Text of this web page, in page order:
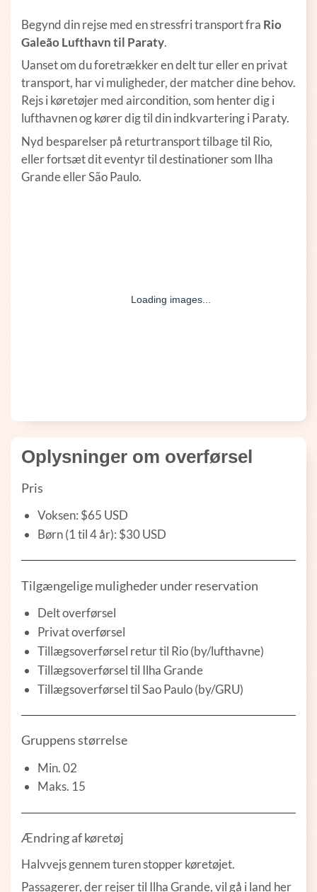
Begynd din rejse med en stressfri transport fra Rio
Galeão Lufthavn til Paraty.
Uanset om du foretrækker en delt tur eller en privat
transport, har vi muligheder, der matcher dine behov.
Rejs i køretøjer med aircondition, som henter dig i
lufthavnen og kører dig til din indkvartering i Paraty.
Nyd besparelser på returtransport tilbage til Rio,
eller fortsæt dit eventyr til destinationer som Ilha
Grande eller São Paulo.
Oplysninger om overførsel
Pris
Voksen: $65 USD
Børn (1 til 4 år): $30 USD
Tilgængelige muligheder under reservation
Delt overførsel
Privat overførsel
Tillægsoverførsel retur til Rio (by/lufthavne)
Tillægsoverførsel til Ilha Grande
Tillægsoverførsel til Sao Paulo (by/GRU)
Gruppens størrelse
Min. 02
Maks. 15
Ændring af køretøj
Halvvejs gennem turen stopper køretøjet.
Passagerer, der rejser til Ilha Grande, vil gå i land her